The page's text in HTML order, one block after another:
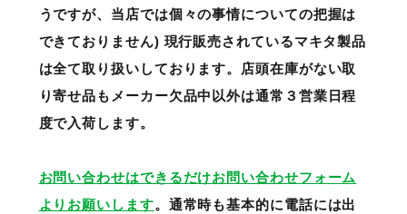
うですが、当店では個々の事情についての把握は
できておりません) 現行販売されているマキタ製品
は全て取り扱いしております。店頭在庫がない取
り寄せ品もメーカー欠品中以外は通常３営業日程
度で入荷します。
お問い合わせはできるだけお問い合わせフォーム
よりお願いします。通常時も基本的に電話には出